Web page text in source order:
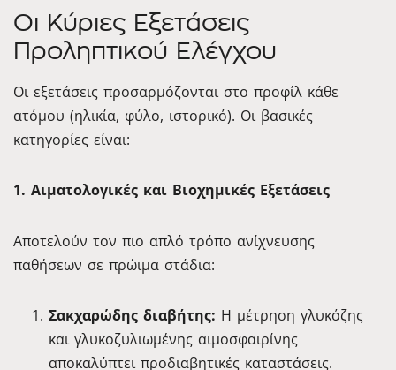
Οι Κύριες Εξετάσεις
Προληπτικού Ελέγχου
Οι εξετάσεις προσαρμόζονται στο προφίλ κάθε
ατόμου (ηλικία, φύλο, ιστορικό). Οι βασικές
κατηγορίες είναι:
1. Αιματολογικές και Βιοχημικές Εξετάσεις
Αποτελούν τον πιο απλό τρόπο ανίχνευσης
παθήσεων σε πρώιμα στάδια:
Σακχαρώδης διαβήτης: Η μέτρηση γλυκόζης
και γλυκοζυλιωμένης αιμοσφαιρίνης
αποκαλύπτει προδιαβητικές καταστάσεις.